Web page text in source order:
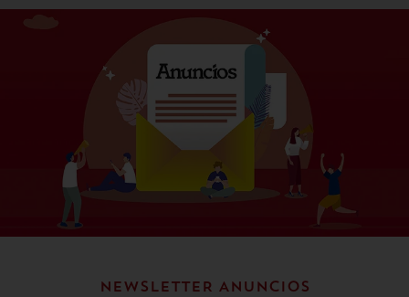
NEWSLETTER ANUNCIOS